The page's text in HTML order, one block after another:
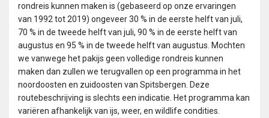
rondreis kunnen maken is (gebaseerd op onze ervaringen
van 1992 tot 2019) ongeveer 30 % in de eerste helft van juli,
70 % in de tweede helft van juli, 90 % in de eerste helft van
augustus en 95 % in de tweede helft van augustus. Mochten
we vanwege het pakijs geen volledige rondreis kunnen
maken dan zullen we terugvallen op een programma in het
noordoosten en zuidoosten van Spitsbergen. Deze
routebeschrijving is slechts een indicatie. Het programma kan
variëren afhankelijk van ijs, weer, en wildlife condities.